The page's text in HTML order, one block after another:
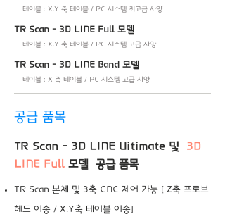
테이블 : X.Y 축 테이블 / PC 시스템 최고급 사양
TR Scan - 3D LINE Full 모델
테이블 : X.Y 축 테이블 / PC 시스템 고급 사양
TR Scan - 3D LINE Band 모델
테이블 : X 축 테이블 / PC 시스템 고급 사양
공급 품목
TR Scan - 3D LINE Uitimate 및 3D
LINE Full 모델 공급 품목
TR Scan 본체 및 3축 CNC 제어 가능 [ Z축 프로브
헤드 이송 / X.Y축 테이블 이송]